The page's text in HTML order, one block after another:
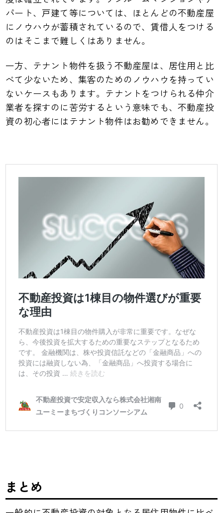
パート、戸建て等については、ほとんどの不動産屋
にノウハウが蓄積されているので、賃借人をつける
のはそこまで難しくはありません。
一方、テナント物件を扱う不動産屋は、居住用と比
べて少ないため、集客のためのノウハウを持ってい
ないケースもあります。テナントをつけられる仲介
業者を探すのに苦労するという意味でも、不動産投
資の初心者にはテナント物件はお勧めできません。
まとめ